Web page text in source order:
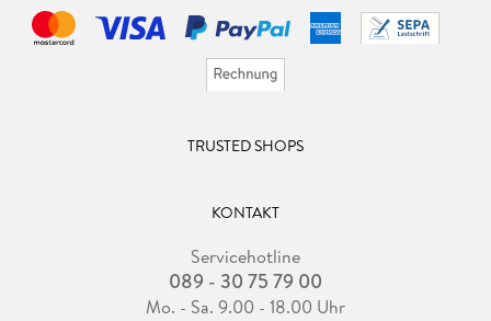
TRUSTED SHOPS
KONTAKT
Servicehotline
089 - 30 75 79 00
Mo. - Sa. 9.00 - 18.00 Uhr